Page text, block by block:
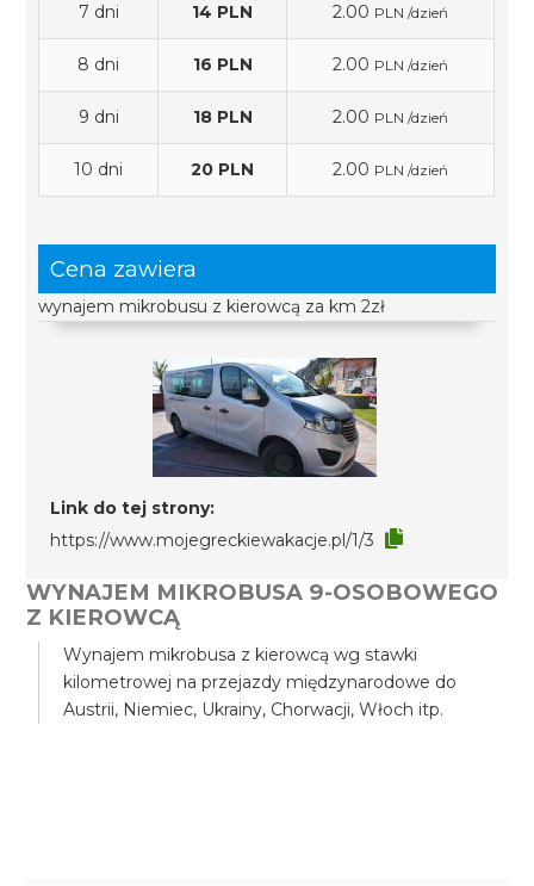
7 dni 14 PLN 2.00 PLN /dzień
8 dni 16 PLN 2.00 PLN /dzień
9 dni 18 PLN 2.00 PLN /dzień
10 dni 20 PLN 2.00 PLN /dzień
Cena zawiera
wynajem mikrobusu z kierowcą za km 2zł
Link do tej strony:
https://www.mojegreckiewakacje.pl/1/3
WYNAJEM MIKROBUSA 9-OSOBOWEGO
Z KIEROWCĄ
Wynajem mikrobusa z kierowcą wg stawki
kilometrowej na przejazdy międzynarodowe do
Austrii, Niemiec, Ukrainy, Chorwacji, Włoch itp.